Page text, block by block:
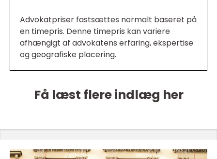
Advokatpriser fastsættes normalt baseret på
en timepris. Denne timepris kan variere
afhængigt af advokatens erfaring, ekspertise
og geografiske placering.
Få læst flere indlæg her